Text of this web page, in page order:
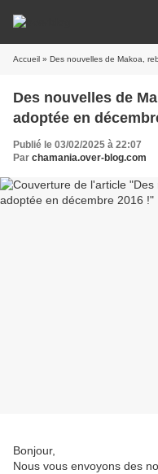
Accueil » Des nouvelles de Makoa,
Des nouvelles de
adoptée en
Publié le 03/02/2025 à 22:07
Par chamania.over-blog.com
Bonjour,
Nous vous envoyons des